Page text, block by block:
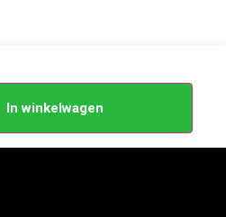
In winkelwagen